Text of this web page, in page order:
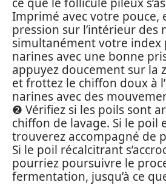
Imprimé avec votre pouce,
pression sur l’intérieur des
simultanément votre index
narines avec une bonne
appuyez doucement sur la
et frottez le chiffon doux à
narines avec des
❷ Vérifiez si les poils sont
chiffon de lavage. Si le poil
trouverez accompagné de
Si le poil récalcitrant
pourriez poursuivre le
fermentation, jusqu’à ce